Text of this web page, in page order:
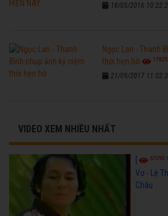
18/05/2016
Ngọc Lan - Thanh
thời hẹn hò
17825
21/09/2017
VIDEO XEM NHIỀU NHẤT
[ 67090
Vơ - Lệ
Châu